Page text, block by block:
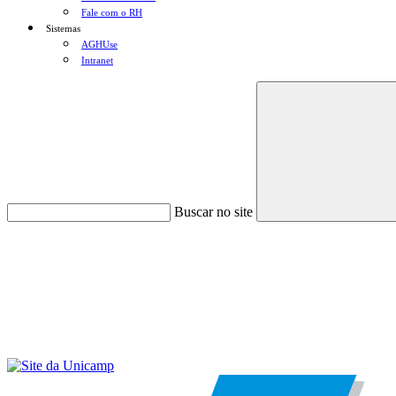
Fale com o RH
Sistemas
AGHUse
Intranet
Buscar no site